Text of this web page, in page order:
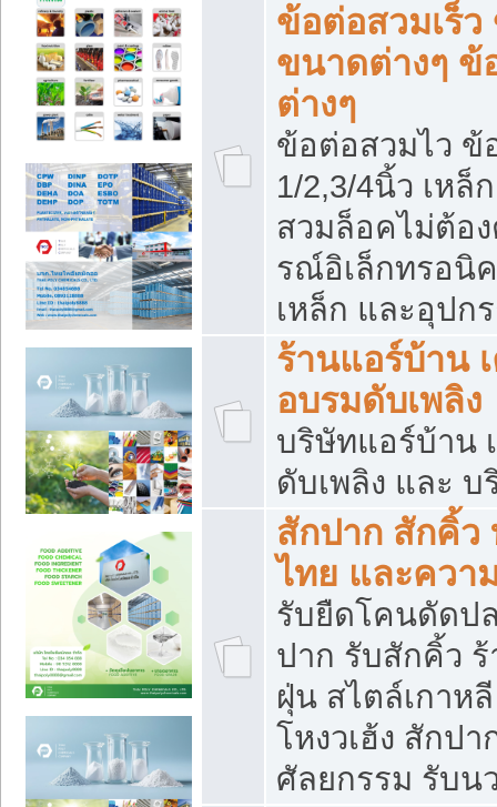
ข้อต่อสวมเร็
ขนาดต่างๆ ข้
ต่างๆ
ข้อต่อสวมไว ข้
1/2,3/4นิ้ว เหล็
สวมล็อคไม่ต้อ
รณ์อิเล็กทรอนิ
เหล็ก และอุปก
ร้านแอร์บ้าน
อบรมดับเพลิง
บริษัทแอร์บ้าน
ดับเพลิง และ
สักปาก สักคิ้
ไทย และควา
รับยืดโคนดัดป
ปาก รับสักคิ้ว
ฝุ่น สไตล์เกาห
โหงวเฮ้ง สักป
ศัลยกรรม รับน